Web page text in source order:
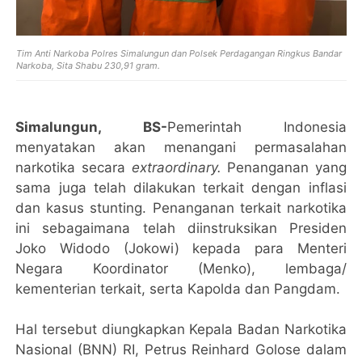
Tim Anti Narkoba Polres Simalungun dan Polsek Perdagangan Ringkus Bandar
Narkoba, Sita Shabu 230,91 gram.
Simalungun, BS-Pemerintah Indonesia
menyatakan akan menangani permasalahan
narkotika secara extraordinary. Penanganan yang
sama juga telah dilakukan terkait dengan inflasi
dan kasus stunting. Penanganan terkait narkotika
ini sebagaimana telah diinstruksikan Presiden
Joko Widodo (Jokowi) kepada para Menteri
Negara Koordinator (Menko), lembaga/
kementerian terkait, serta Kapolda dan Pangdam.
Hal tersebut diungkapkan Kepala Badan Narkotika
Nasional (BNN) RI, Petrus Reinhard Golose dalam